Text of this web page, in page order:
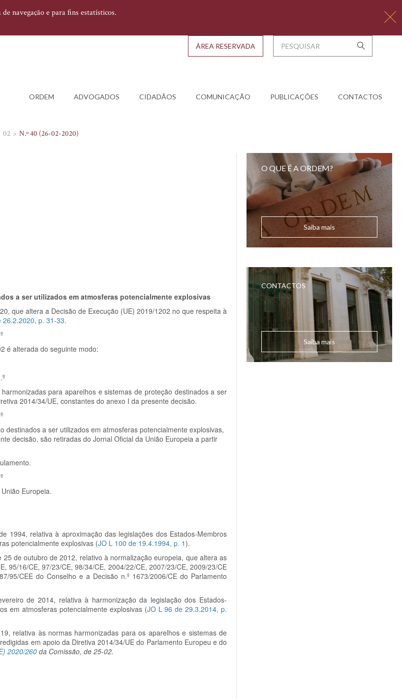
navegação e para fins estatísticos.
ORDEM ADVOGADOS CIDADÃOS COMUNICAÇÃO PUBLICAÇÕES CONTACTOS
ÁREA RESERVADA
02 N.º 40 (26-02-2020)
a ser utilizados em atmosferas potencialmente explosivas
que altera a Decisão de Execução (UE) 2019/1202 no que respeita à
26.2.2020, p. 31-33.
é alterada do seguinte modo:
para aparelhos e sistemas de proteção destinados a ser
2014/34/UE, constantes do anexo I da presente decisão.
a ser utilizados em atmosferas potencialmente explosivas,
decisão, são retiradas do Jornal Oficial da União Europeia a partir
Europeia.
1994, relativa à aproximação das legislações dos Estados-Membros
potencialmente explosivas (JO L 100 de 19.4.1994, p. 1).
de outubro de 2012, relativo à normalização europeia, que altera as
95/16/CE, 97/23/CE, 98/34/CE, 2004/22/CE, 2007/23/CE, 2009/23/CE
95/CEE do Conselho e a Decisão n.º1673/2006/CE do Parlamento
de 2014, relativa à harmonização da legislação dos Estados-
em atmosferas potencialmente explosivas (JO L 96 de 29.3.2014, p.
relativa às normas harmonizadas para os aparelhos e sistemas de
em apoio da Diretiva 2014/34/UE do Parlamento Europeu e do
2020/260 da Comissão, de 25-02.
O QUE É A ORDEM?
Saiba mais
CONTACTOS
Saiba mais